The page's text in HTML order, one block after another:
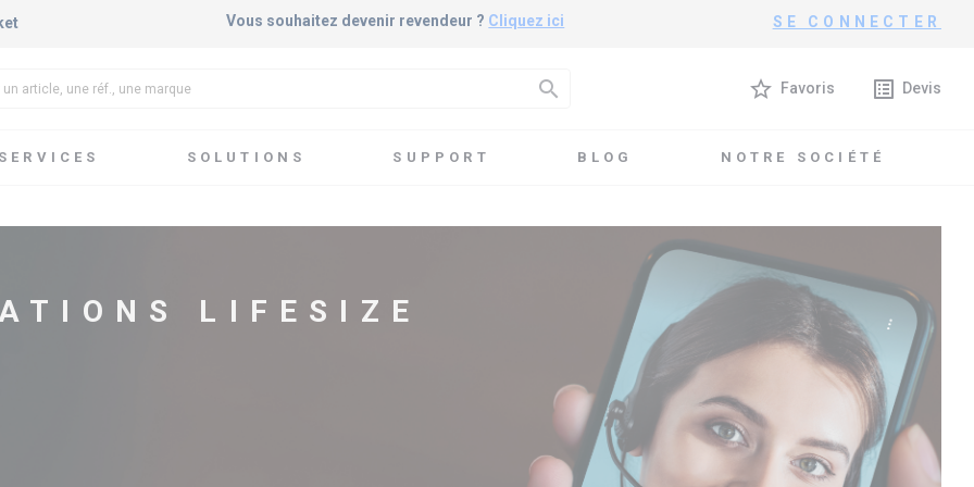
Vous souhaitez devenir revendeur ? Cliquez ici SE CONNECTER
search star_border Favoris list_alt Devis
SERVICES SOLUTIONS SUPPORT BLOG NOTRE SOCIÉTÉ
LIFESIZE